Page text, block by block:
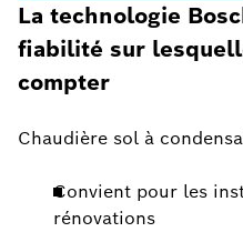
La technologie
fiabilité sur
compter
Chaudière sol à
Convient pour les
rénovations